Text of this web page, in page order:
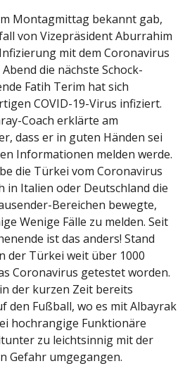
Montagmittag bekannt gab,
von Vizepräsident Aburrahim
mit dem Coronavirus
die nächste Schock-
Fatih Terim hat sich
COVID-19-Virus infiziert.
Coach erklärte am
dass er in guten Händen sei
Informationen melden werde.
die Türkei vom Coronavirus
in Italien oder Deutschland die
Bereichen bewegte,
Wenige Fälle zu melden. Seit
ist das anders! Stand
der Türkei weit über 1000
Coronavirus getestet worden.
der kurzen Zeit bereits
den Fußball, wo es mit Albayrak
hochrangige Funktionäre
zu leichtsinnig mit der
Gefahr umgegangen.